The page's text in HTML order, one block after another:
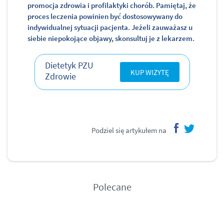
promocja zdrowia i profilaktyki chorób. Pamiętaj, że
proces leczenia powinien być dostosowywany do
indywidualnej sytuacji pacjenta. Jeżeli zauważasz u
siebie niepokojące objawy, skonsultuj je z lekarzem.
Dietetyk PZU
Zdrowie
KUP WIZYTĘ
Podziel się artykułem na
Polecane